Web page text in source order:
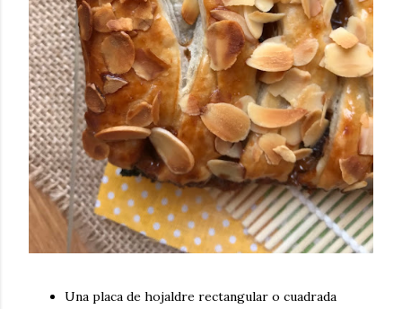
Una placa de hojaldre rectangular o cuadrada